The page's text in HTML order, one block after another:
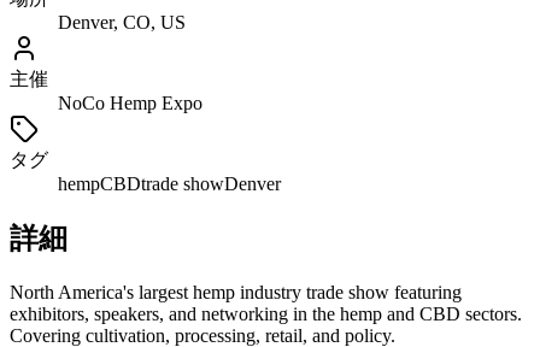
Denver, CO, US
主催
NoCo Hemp Expo
タグ
hempCBDtrade showDenver
詳細
North America's largest hemp industry trade show featuring
exhibitors, speakers, and networking in the hemp and CBD sectors.
Covering cultivation, processing, retail, and policy.